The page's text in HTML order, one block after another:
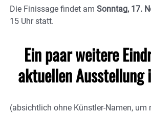
Die Finissage findet am Sonntag, 17.
15 Uhr statt.
Ein paar weitere
aktuellen Ausstellung
(absichtlich ohne Künstler-Namen, um